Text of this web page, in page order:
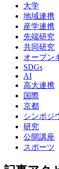
大学
地域連携
産学連携
先端研究
共同研究
オープン
SDGs
AI
高大連携
国際
京都
シンポジ
研究
公開講座
スポーツ